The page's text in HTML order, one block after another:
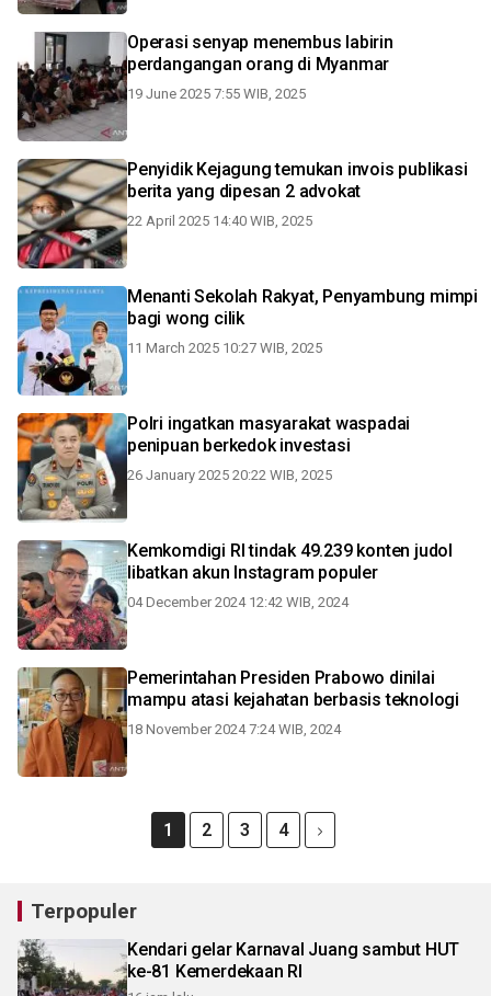
Operasi senyap menembus labirin
perdangangan orang di Myanmar
19 June 2025 7:55 WIB, 2025
Penyidik Kejagung temukan invois publikasi
berita yang dipesan 2 advokat
22 April 2025 14:40 WIB, 2025
Menanti Sekolah Rakyat, Penyambung mimpi
bagi wong cilik
11 March 2025 10:27 WIB, 2025
Polri ingatkan masyarakat waspadai
penipuan berkedok investasi
26 January 2025 20:22 WIB, 2025
Kemkomdigi RI tindak 49.239 konten judol
libatkan akun Instagram populer
04 December 2024 12:42 WIB, 2024
Pemerintahan Presiden Prabowo dinilai
mampu atasi kejahatan berbasis teknologi
18 November 2024 7:24 WIB, 2024
1 2 3 4
Terpopuler
Kendari gelar Karnaval Juang sambut HUT
ke-81 Kemerdekaan RI